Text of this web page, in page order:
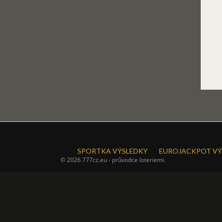
SPORTKA VÝSLEDKY EUROJACKPOT
© 2026 777cz.eu - průvodce loteriemi.